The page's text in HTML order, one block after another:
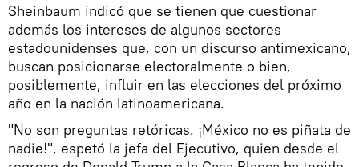
Sheinbaum indicó que se tienen que cuestionar
además los intereses de algunos sectores
estadounidenses que, con un discurso antimexicano,
buscan posicionarse electoralmente o bien,
posiblemente, influir en las elecciones del próximo
año en la nación latinoamericana.
"No son preguntas retóricas. ¡México no es piñata de
nadie!", espetó la jefa del Ejecutivo, quien desde el